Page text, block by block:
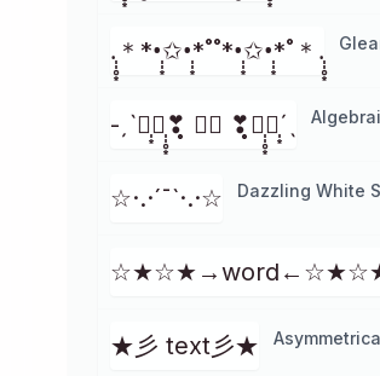
.̩̩̥͙＊*•̩̩͙✩•̩̩͙*˚˚*•̩̩͙✩•̩̩͙*˚＊.̩̩̥͙
-ˏˋ❣̩͙❣̩̩̥͙❣̩̥̩ ⑅⑅ ❣̩̥̩❣̩̩̥͙❣̩͙ˊˎ
☆·.·´¯`·.·☆ Dazzling White
★彡 text彡★